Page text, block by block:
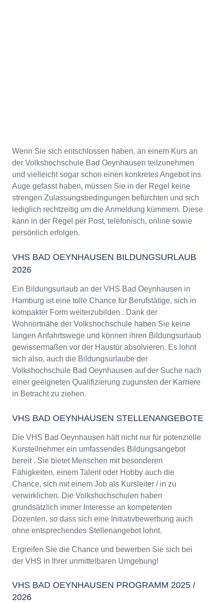
Wenn Sie sich entschlossen haben, an einem Kurs an
der Volkshochschule Bad Oeynhausen teilzunehmen
und vielleicht sogar schon einen konkretes Angebot ins
Auge gefasst haben, müssen Sie in der Regel keine
strengen Zulassungsbedingungen befürchten und sich
lediglich rechtzeitig um die Anmeldung kümmern. Diese
kann in der Regel per Post, telefonisch, online sowie
persönlich erfolgen.
VHS BAD OEYNHAUSEN BILDUNGSURLAUB
2026
Ein Bildungsurlaub an der VHS Bad Oeynhausen in
Hamburg ist eine tolle Chance für Berufstätige, sich in
kompakter Form weiterzubilden . Dank der
Wohnortnähe der Volkshochschule haben Sie keine
langen Anfahrtswege und können ihren Bildungsurlaub
gewissermaßen vor der Haustür absolvieren. Es lohnt
sich also, auch die Bildungsurlaube der
Volkshochschule Bad Oeynhausen auf der Suche nach
einer geeigneten Qualifizierung zugunsten der Karriere
in Betracht zu ziehen.
VHS BAD OEYNHAUSEN STELLENANGEBOTE
Die VHS Bad Oeynhausen hält nicht nur für potenzielle
Kursteilnehmer ein umfassendes Bildungsangebot
bereit . Sie bietet Menschen mit besonderen
Fähigkeiten, einem Talent oder Hobby auch die
Chance, sich mit einem Job als Kursleiter / in zu
verwirklichen. Die Volkshochschulen haben
grundsätzlich immer Interesse an kompetenten
Dozenten, so dass sich eine Initiativbewerbung auch
ohne entsprechendes Stellenangebot lohnt.
Ergreifen Sie die Chance und bewerben Sie sich bei
der VHS in Ihrer unmittelbaren Umgebung!
VHS BAD OEYNHAUSEN PROGRAMM 2025 /
2026